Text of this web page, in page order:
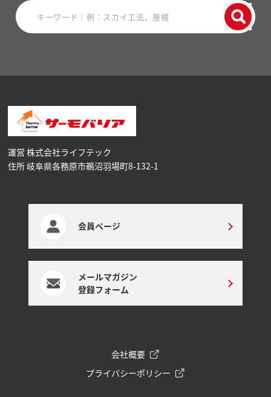
運営 株式会社ライフテック
住所 岐阜県各務原市鵜沼⽻場町8-132-1
会員ページ
メールマガジン
登録フォーム
会社概要
プライバシーポリシー